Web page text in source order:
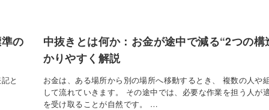
の
と
中抜きとは何か：お金が途中で減る“2つの構
かりやすく解説
お金は、ある場所から別の場所へ移動するとき、 複数の人や
して流れていきます。 その途中では、必要な作業を担う人が
を受け取ることが自然です。 …